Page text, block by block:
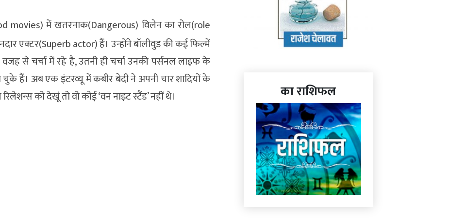
movies) में खतरनाक(Dangerous) विलेन का रोल(role
एक्टर(Superb actor) हैं। उन्होंने बॉलीवुड की कई फिल्में
से चर्चा में रहे है, उतनी ही चर्चा उनकी पर्सनल लाइफ के
चुके हैं। अब एक इंटरव्यू में कबीर बेदी ने अपनी चार शादियों के
को देखूं तो वो कोई ‘वन नाइट स्टैंड’ नहीं थे।
का राशिफल